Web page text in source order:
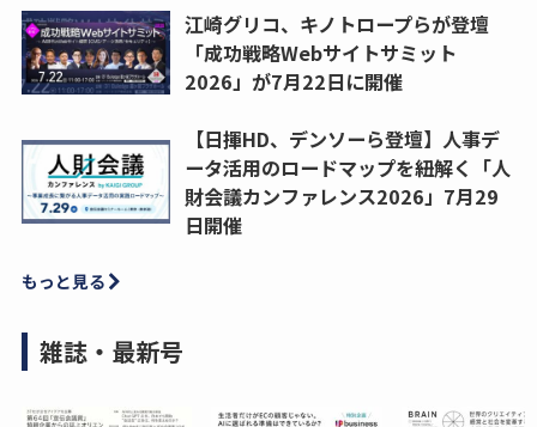
江崎グリコ、キノトロープらが登壇
「成功戦略Webサイトサミット
2026」が7月22日に開催
【日揮HD、デンソーら登壇】人事デ
ータ活用のロードマップを紐解く「人
財会議カンファレンス2026」7月29
日開催
もっと見る
雑誌・最新号